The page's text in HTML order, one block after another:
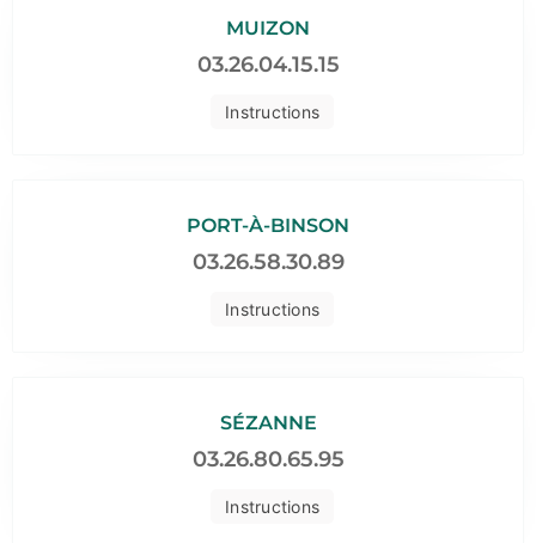
Instructions
MUIZON
03.26.04.15.15
Instructions
PORT-À-BINSON
03.26.58.30.89
Instructions
SÉZANNE
03.26.80.65.95